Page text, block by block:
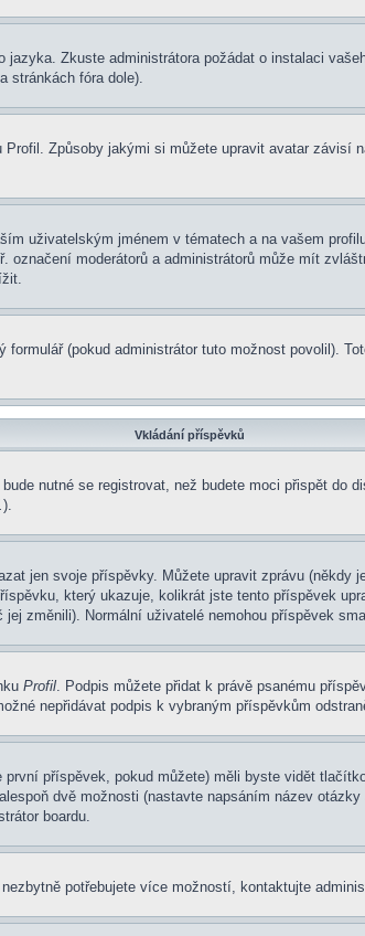
Zkuste administrátora požádat o instalaci
stránkách fóra dole).
Způsoby jakými si můžete upravit avatar závisí
uživatelským jménem v tématech a na vašem
moderátorů a administrátorů může mít
(pokud administrátor tuto možnost povolil).
Vkládání příspěvků
nutné se registrovat, než budete moci přispět do
).
jen svoje příspěvky. Můžete upravit zprávu
který ukazuje, kolikrát jste tento příspěvek
změnili). Normální uživatelé nemohou příspěvek
Profil. Podpis můžete přidat k právě psanému
nepřidávat podpis k vybraným příspěvkům
příspěvek, pokud můžete) měli byste vidět
dvě možnosti (nastavte napsáním název
boardu.
potřebujete více možností, kontaktujte